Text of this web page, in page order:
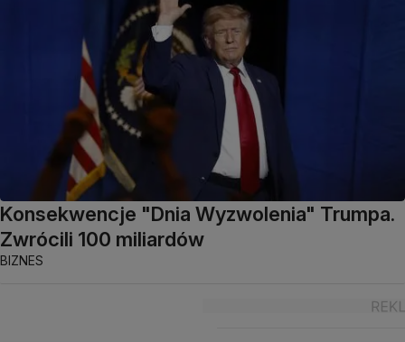
Konsekwencje "Dnia Wyzwolenia" Trumpa.
Zwrócili 100 miliardów
BIZNES